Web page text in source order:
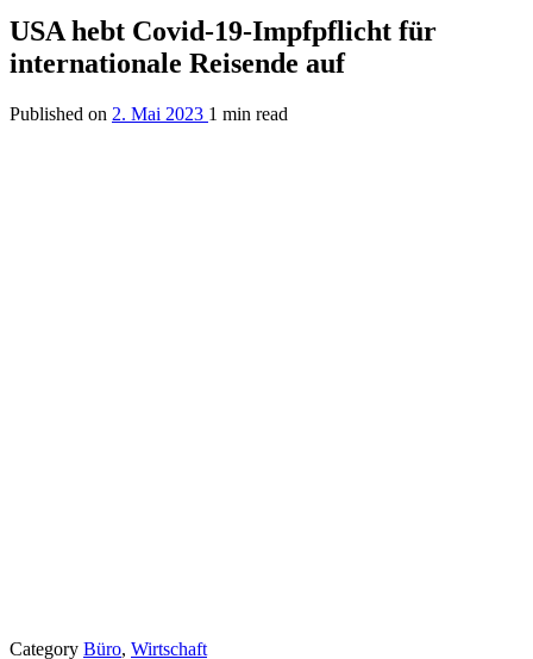
USA hebt Covid-19-Impfpflicht für
internationale Reisende auf
Published on 2. Mai 2023 1 min read
Category Büro, Wirtschaft